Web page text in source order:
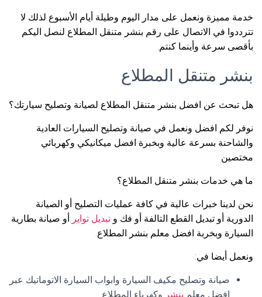
خدمة مميزة ونعمل على مدار اليوم وطيلة أيام الأسبوع لذلك لا
تترددوا في الاتصال على رقم بنشر متنقل المطلاع لنصل اليكم
بأقصى سرعة وأينما كنتم.
بنشر متنقل المطلاع
هل تبحث عن افضل بنشر متنقل المطلاع لصيانة وتصليح سيارتك؟
نوفر لكم افضل ونعمل في صيانة وتصليح السيارات العادية
والشاحنة بسرعة عالية وبخبرة افضل ميكانيكي وكهربائي
مختصين
ما هي خدمات بنشر متنقل المطلاع؟
نحن لدينا خبرات عالية في كافة عمليات التصليح أو الصيانة
الدورية أو تبديل القطع التالفة أو فك و تبديل تواير أو صيانة بطارية
السيارة وبخربة افضل معلم بنشر المطلاع.
ونعمل أيضا في:
صيانة وتصليح مكيف السيارة وابواب السيارة الاتوماتيك عبر
افضل معلم بنشر وكهرباء المطلاع